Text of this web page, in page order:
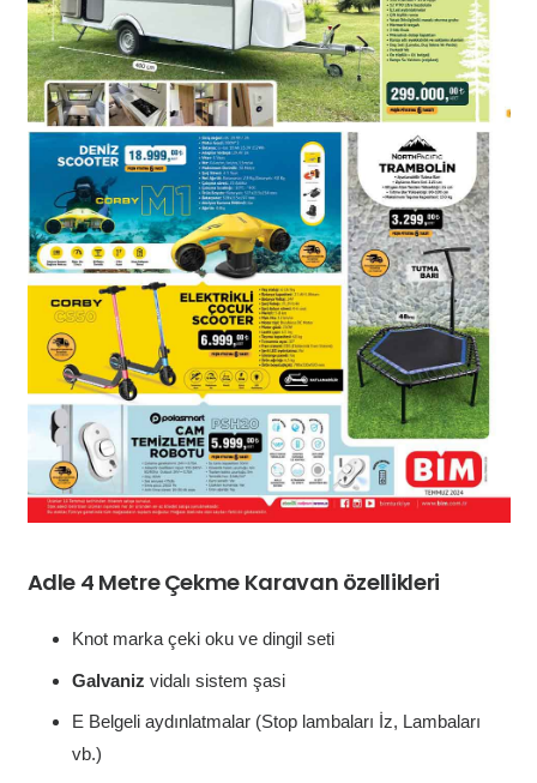
Adle 4 Metre Çekme Karavan özellikleri
Knot marka çeki oku ve dingil seti
Galvaniz vidalı sistem şasi
E Belgeli aydınlatmalar (Stop lambaları İz, Lambaları
vb.)